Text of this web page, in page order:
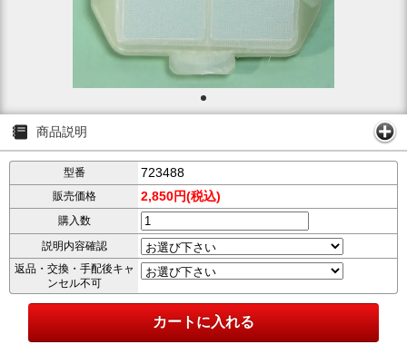
商品説明
型番 723488
販売価格 2,850円(税込)
購入数
説明内容確認
返品・交換・手配後キャ
ンセル不可